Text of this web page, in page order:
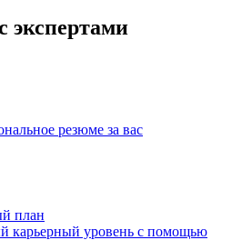
экспертами
резюме за вас
план
карьерный уровень с помощью